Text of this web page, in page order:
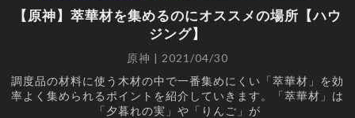
【原神】萃華材を集めるのにオススメの場所【ハウ
ジング】
原神 | 2021/04/30
調度品の材料に使う木材の中で一番集めにくい「萃華材」を効
率よく集められるポイントを紹介していきます。「萃華材」は
「夕暮れの実」や「りんご」が